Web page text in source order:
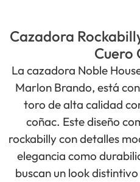
Cazadora
Cuero
La cazadora Noble
Marlon Brando, está
toro de alta calidad
coñac. Este diseño
rockabilly con detalles
elegancia como
buscan un look